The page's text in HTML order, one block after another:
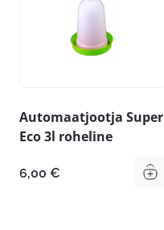
Automaatjootja Super
Eco 3l roheline
6,00 €